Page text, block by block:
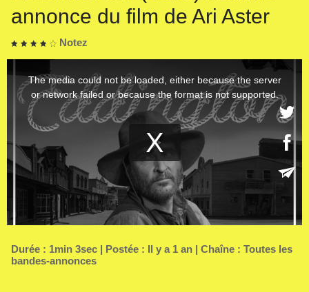
annonce du film de Ari Aster
Notez
Durée : 1min 3sec | Postée : Il y a 1 an | Chaîne : Toutes les
bandes-annonces